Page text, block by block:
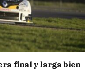
final y larga bien